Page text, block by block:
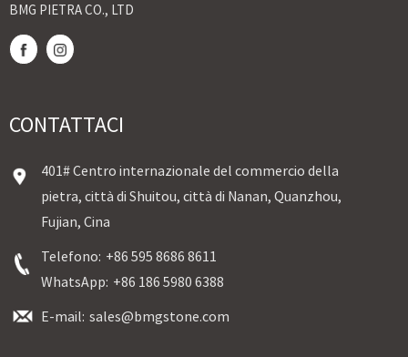
BMG PIETRA CO., LTD
CONTATTACI
401# Centro internazionale del commercio della
pietra, città di Shuitou, città di Nanan, Quanzhou,
Fujian, Cina
Telefono: +86 595 8686 8611
WhatsApp: +86 186 5980 6388
E-mail: sales@bmgstone.com